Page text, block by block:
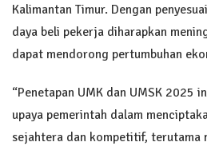
Kalimantan Timur. Dengan
daya beli pekerja diharapkan
dapat mendorong pertumbuhan
“Penetapan UMK dan UMSK 2025
upaya pemerintah dalam
sejahtera dan kompetitif, terutama